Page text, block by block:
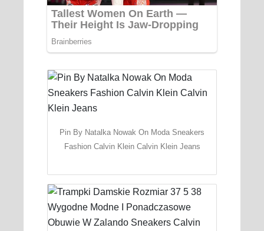
Pin By Natalka Nowak On Moda Sneakers
Fashion Calvin Klein Calvin Klein Jeans